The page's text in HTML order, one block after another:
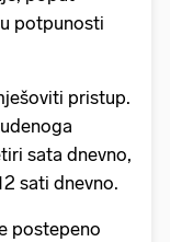
potpunosti
pristup.
sata dnevno,
sati dnevno.
postepeno